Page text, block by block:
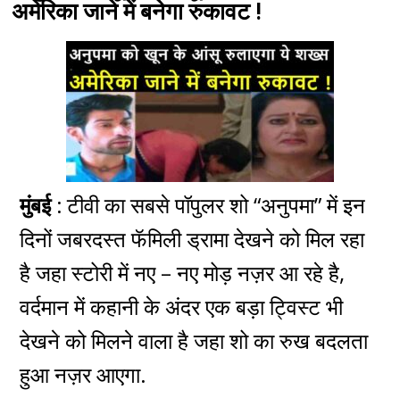
अमेरिका जाने में बनेगा रुकावट !
मुंबई :टीवी का सबसे पॉपुलर शो “अनुपमा” में इन
दिनों जबरदस्त फॅमिली ड्रामा देखने को मिल रहा
है जहा स्टोरी में नए – नए मोड़ नज़र आ रहे है,
वर्दमान में कहानी के अंदर एक बड़ा ट्विस्ट भी
देखने को मिलने वाला है जहा शो का रुख बदलता
हुआ नज़र आएगा.